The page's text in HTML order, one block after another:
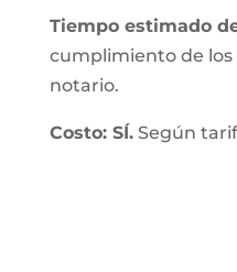
Tiempo estimado
cumplimiento de los
notario.
Costo: SÍ.Según